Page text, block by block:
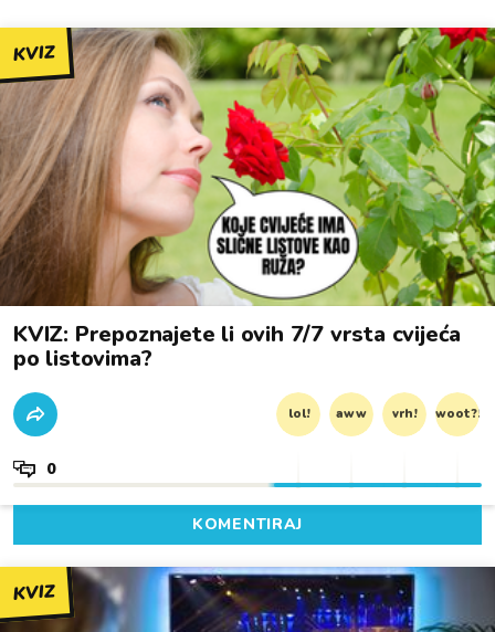
KVIZ
KVIZ: Prepoznajete li ovih 7/7 vrsta cvijeća
po listovima?
lol! aww vrh! woot?!
0
KOMENTIRAJ
KVIZ